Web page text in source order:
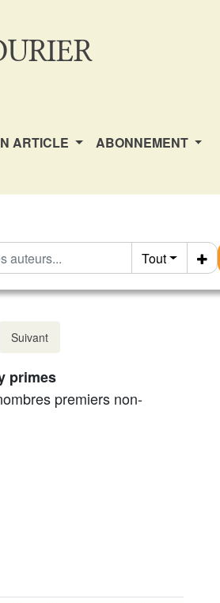
ARTICLE ABONNEMENT
Tout
Suivant
primes
premiers non-